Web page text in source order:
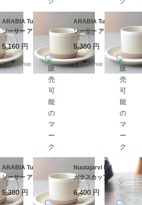
ARABIA Tupa カップ&
ソーサー アラビア トゥ
パ フィンランド 北欧
北欧食器 陶器 アンティ
ーク ヴィンテージ_it44
91
5,160 円
Callum shop
ARABIA Tupa カップ&
ソーサー アラビア トゥ
パ フィンランド 北欧
北欧食器 陶器 アンティ
ーク ヴィンテージ_it44
90
5,380 円
Callum shop
ARABIA Tupa カップ&
ソーサー アラビア トゥ
パ フィンランド 北欧
北欧食器 陶器 アンティ
5,380 円
Nuutajarvi Kastehelmi
ガラスカップ ヌータヤ
ルヴィ カステヘルミ A
rabia時代 ヴィンテー
6,400 円